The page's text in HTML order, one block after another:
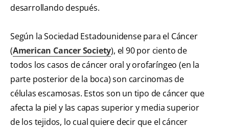
desarrollando después.
Según la Sociedad Estadounidense para el Cáncer
(American Cancer Society), el 90 por ciento de
todos los casos de cáncer oral y orofaríngeo (en la
parte posterior de la boca) son carcinomas de
células escamosas. Estos son un tipo de cáncer que
afecta la piel y las capas superior y media superior
de los tejidos, lo cual quiere decir que el cáncer